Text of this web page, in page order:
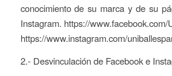
conocimiento de su marca y de su
Instagram. https://www.facebook.com/
https://www.instagram.com/
2.- Desvinculación de Facebook e